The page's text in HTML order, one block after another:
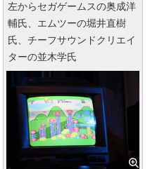
左からセガゲームスの奥成洋
輔氏、エムツーの堀井直樹
氏、チーフサウンドクリエイ
ターの並木学氏